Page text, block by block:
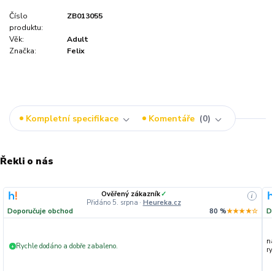
Číslo
produktu:
ZB013055
Věk:
Adult
Značka:
Felix
Kompletní specifikace Komentáře 0
Řekli o nás
Ověřený zákazník✓
Přidáno 5. srpna · Heureka.cz
i
Doporučuje obchod 80 %★★★★☆
+ Rychle dodáno a dobře zabaleno.